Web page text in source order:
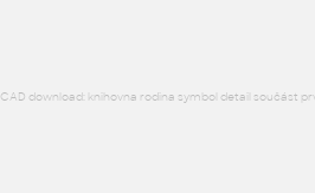
CAD download: knihovna rodina symbol detail součást